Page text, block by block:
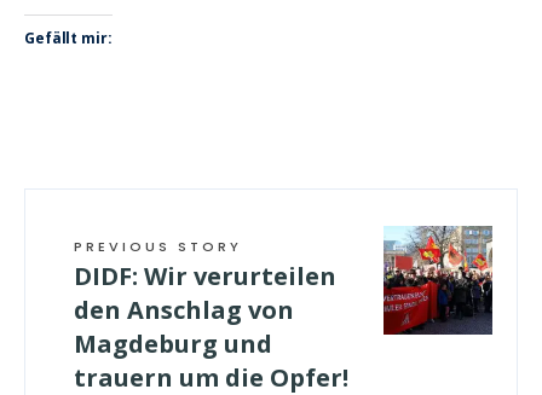
Gefällt mir:
PREVIOUS STORY
DIDF: Wir verurteilen
den Anschlag von
Magdeburg und
trauern um die Opfer!